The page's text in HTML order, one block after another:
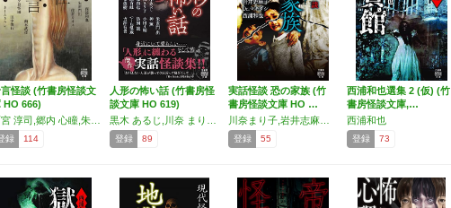
怪談 (竹書房怪談文
HO 666)
録 114
人形の怖い話 (竹書房怪
談文庫 HO 619)
登録 89
実話怪談 恐の家族 (竹
書房怪談文庫 HO …
登録 55
西浦和也選集 2 (仮) (竹
書房怪談文庫,…
西浦和也
登録 73